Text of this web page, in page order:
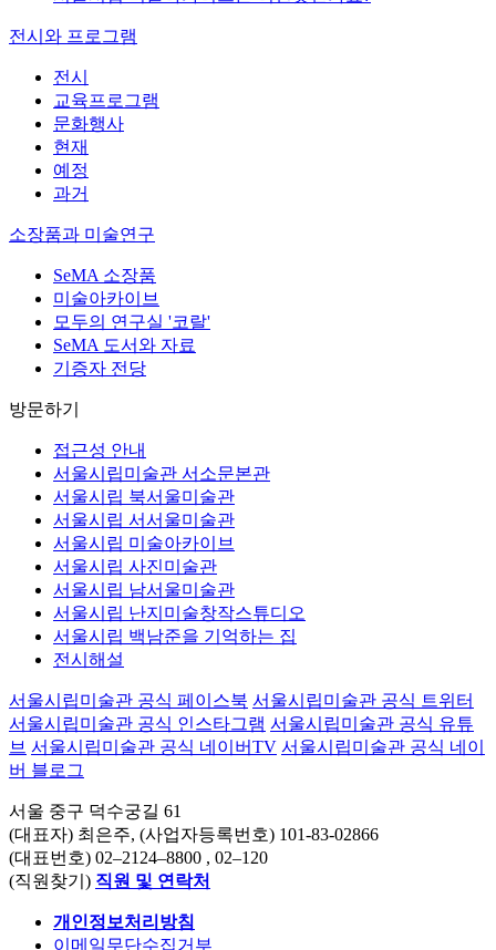
전시
교육프로그램
문화행사
현재
예정
SeMA 소장품
미술아카이브
모두의 연구실 '코랄'
SeMA 도서와 자료
접근성 안내
서울시립미술관 서소문본관
서울시립 북서울미술관
서울시립 서서울미술관
서울시립 미술아카이브
서울시립 사진미술관
서울시립 남서울미술관
서울시립 난지미술창작스튜디오
서울시립 백남준을 기억하는 집
서울시립미술관 공식 페이스북 서울시립미술관 공식 트위터
서울시립미술관 공식 인스타그램 서울시립미술관 공식 유튜
브 서울시립미술관 공식 네이버TV
서울 중구 덕수궁길 61
(대표자) 최은주, (사업자등록번호) 101-83-02866
(대표번호) 02–2124–8800, 02–120
개인정보처리방침